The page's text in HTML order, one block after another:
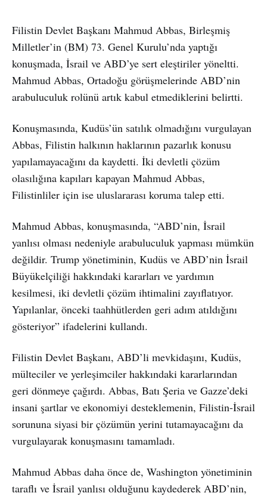
Filistin Devlet Başkanı Mahmud Abbas, Birleşmiş
Milletler’in (BM) 73. Genel Kurulu’nda yaptığı
konuşmada, İsrail ve ABD’ye sert eleştiriler yöneltti.
Mahmud Abbas, Ortadoğu görüşmelerinde ABD’nin
arabuluculuk rolünü artık kabul etmediklerini belirtti.
Konuşmasında, Kudüs’ün satılık olmadığını vurgulayan
Abbas, Filistin halkının haklarının pazarlık konusu
yapılamayacağını da kaydetti. İki devletli çözüm
olasılığına kapıları kapayan Mahmud Abbas,
Filistinliler için ise uluslararası koruma talep etti.
Mahmud Abbas, konuşmasında, “ABD’nin, İsrail
yanlısı olması nedeniyle arabuluculuk yapması mümkün
değildir. Trump yönetiminin, Kudüs ve ABD’nin İsrail
Büyükelçiliği hakkındaki kararları ve yardımın
kesilmesi, iki devletli çözüm ihtimalini zayıflatıyor.
Yapılanlar, önceki taahhütlerden geri adım atıldığını
gösteriyor” ifadelerini kullandı.
Filistin Devlet Başkanı, ABD’li mevkidaşını, Kudüs,
mülteciler ve yerleşimciler hakkındaki kararlarından
geri dönmeye çağırdı. Abbas, Batı Şeria ve Gazze’deki
insani şartlar ve ekonomiyi desteklemenin, Filistin-İsrail
sorununa siyasi bir çözümün yerini tutamayacağını da
vurgulayarak konuşmasını tamamladı.
Mahmud Abbas daha önce de, Washington yönetiminin
taraflı ve İsrail yanlısı olduğunu kaydederek ABD’nin,